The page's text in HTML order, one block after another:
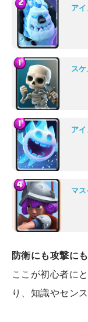
ア
ス
ア
マ
防衛にも攻撃に
ここが初心者に
り、知識やセン